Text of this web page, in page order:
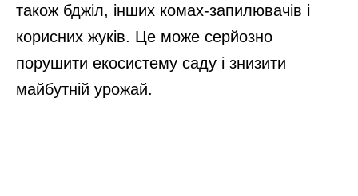
також бджіл, інших комах-запилювачів і
корисних жуків. Це може серйозно
порушити екосистему саду і знизити
майбутній урожай.